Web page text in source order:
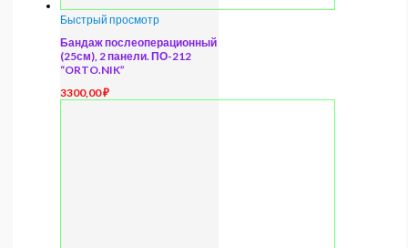
Быстрый просмотр
Бандаж послеоперационный
(25см), 2 панели. ПО-212
“ORTO.NIK”
3300,00₽